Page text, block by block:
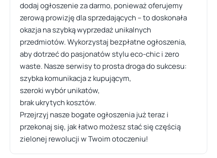
dodaj ogłoszenie za darmo, ponieważ oferujemy
zerową prowizję dla sprzedających – to doskonała
okazja na szybką wyprzedaż unikalnych
przedmiotów. Wykorzystaj bezpłatne ogłoszenia,
aby dotrzeć do pasjonatów stylu eco-chic i zero
waste. Nasze serwisy to prosta droga do sukcesu:
szybka komunikacja z kupującym,
szeroki wybór unikatów,
brak ukrytych kosztów.
Przejrzyj nasze bogate ogłoszenia już teraz i
przekonaj się, jak łatwo możesz stać się częścią
zielonej rewolucji w Twoim otoczeniu!